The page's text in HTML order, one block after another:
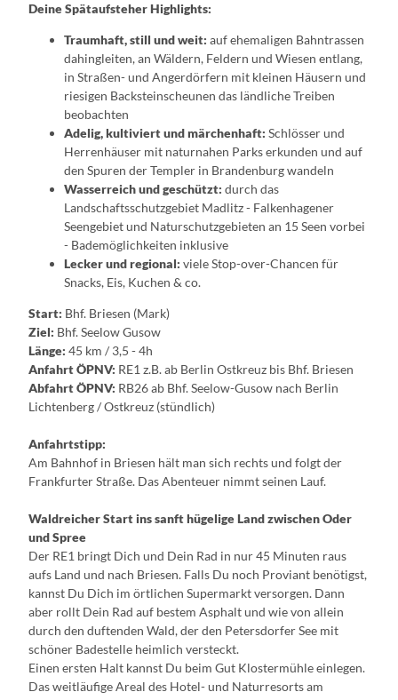
Deine Spätaufsteher Highlights:
Traumhaft, still und weit: auf ehemaligen Bahntrassen
dahingleiten, an Wäldern, Feldern und Wiesen entlang,
in Straßen- und Angerdörfern mit kleinen Häusern und
riesigen Backsteinscheunen das ländliche Treiben
beobachten
Adelig, kultiviert und märchenhaft: Schlösser und
Herrenhäuser mit naturnahen Parks erkunden und auf
den Spuren der Templer in Brandenburg wandeln
Wasserreich und geschützt: durch das
Landschaftsschutzgebiet Madlitz - Falkenhagener
Seengebiet und Naturschutzgebieten an 15 Seen vorbei
- Bademöglichkeiten inklusive
Lecker und regional: viele Stop-over-Chancen für
Snacks, Eis, Kuchen & co.
Start: Bhf. Briesen (Mark)
Ziel: Bhf. Seelow Gusow
Länge: 45 km / 3,5 - 4h
Anfahrt ÖPNV: RE1 z.B. ab Berlin Ostkreuz bis Bhf. Briesen
Abfahrt ÖPNV: RB26 ab Bhf. Seelow-Gusow nach Berlin
Lichtenberg / Ostkreuz (stündlich)
Anfahrtstipp:
Am Bahnhof in Briesen hält man sich rechts und folgt der
Frankfurter Straße. Das Abenteuer nimmt seinen Lauf.
Waldreicher Start ins sanft hügelige Land zwischen Oder
und Spree
Der RE1 bringt Dich und Dein Rad in nur 45 Minuten raus
aufs Land und nach Briesen. Falls Du noch Proviant benötigst,
kannst Du Dich im örtlichen Supermarkt versorgen. Dann
aber rollt Dein Rad auf bestem Asphalt und wie von allein
durch den duftenden Wald, der den Petersdorfer See mit
schöner Badestelle heimlich versteckt.
Einen ersten Halt kannst Du beim Gut Klostermühle einlegen.
Das weitläufige Areal des Hotel- und Naturresorts am